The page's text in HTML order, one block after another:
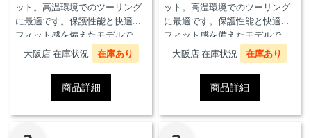
ット。高温環境でのツーリング
に最適です。保護性能と快適な
フィット感を備えたモデルで
す。
大阪店 在庫状況 在庫あり
商品詳細
ット。高温環境でのツーリング
に最適です。保護性能と快適な
フィット感を備えたモデルで
す。
大阪店 在庫状況 在庫あり
商品詳細